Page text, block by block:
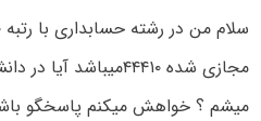
مجازی شده ۴۴۴۱۰میباشد
میشم ؟ خواهش میکنم پاسخگو